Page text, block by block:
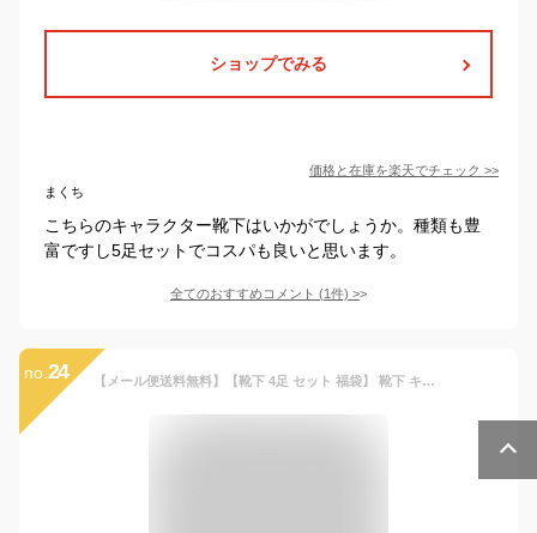
ショップでみる
価格と在庫を楽天でチェック >>
まくち
こちらのキャラクター靴下はいかがでしょうか。種類も豊
富ですし5足セットでコスパも良いと思います。
全てのおすすめコメント (1件) >
no. 24 【メール便送料無料】【靴下 4足 セット 福袋】 靴下 キッズ キャラクター セット 福袋 子供 こども 女の子 男の子 おしゃれ くるぶし ディズニー アメキャラ サンリオ キャラ グッズ 靴下 くつした かわいい 幼稚園 保育園 ギフト 13cm 14cm 15cm 16cm 17cm 18cm M3